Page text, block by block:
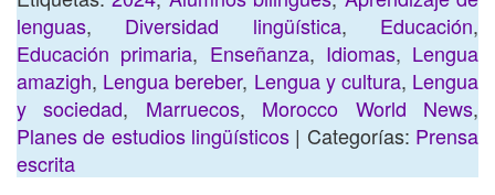
lenguas, Diversidad lingüística, Educación,
Educación primaria, Enseñanza, Idiomas, Lengua
amazigh, Lengua bereber, Lengua y cultura, Lengua
y sociedad, Marruecos, Morocco World News,
Planes de estudios lingüísticos | Categorías: Prensa
escrita